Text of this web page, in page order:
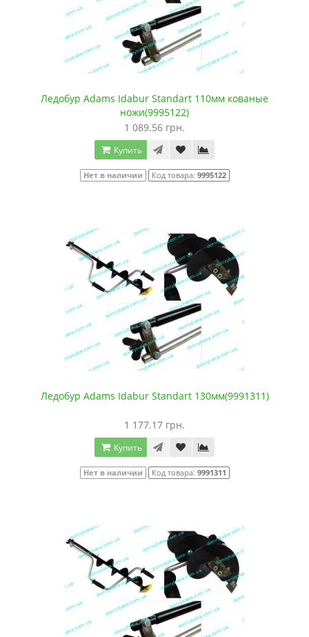
Ледобур Adams Idabur Standart 110мм кованые
ножи(9995122)
1 089.56 грн.
Купить
Нет в наличии Код товара: 9995122
Ледобур Adams Idabur Standart 130мм(9991311)
1 177.17 грн.
Купить
Нет в наличии Код товара: 9991311